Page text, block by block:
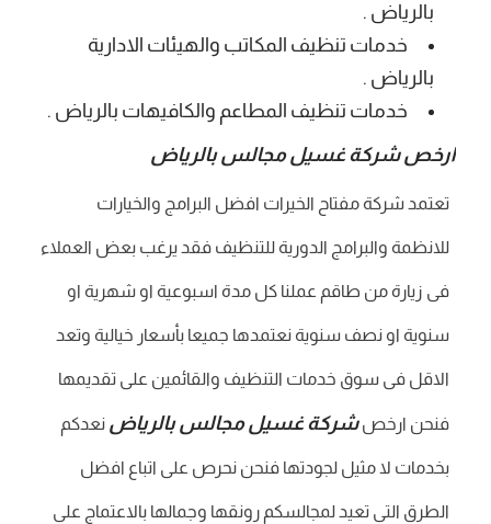
بالرياض .
خدمات تنظيف المكاتب والهيئات الادارية
بالرياض .
خدمات تنظيف المطاعم والكافيهات بالرياض .
ارخص شركة غسيل مجالس بالرياض
تعتمد شركة مفتاح الخيرات افضل البرامج والخيارات
للانظمة والبرامج الدورية للتنظيف فقد يرغب بعض العملاء
فى زيارة من طاقم عملنا كل مدة اسبوعية او شهرية او
سنوية او نصف سنوية نعتمدها جميعا بأسعار خيالية وتعد
الاقل فى سوق خدمات التنظيف والقائمين على تقديمها
فنحن ارخصشركة غسيل مجالس بالرياضنعدكم
بخدمات لا مثيل لجودتها فنحن نحرص على اتباع افضل
الطرق التى تعيد لمجالسكم رونقها وجمالها بالاعتماج على